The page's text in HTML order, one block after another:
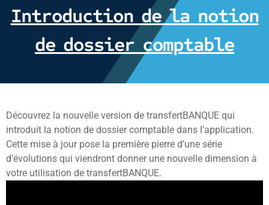
Introduction de la notion
de dossier comptable
Découvrez la nouvelle version de transfertBANQUE qui
introduit la notion de dossier comptable dans l’application.
Cette mise à jour pose la première pierre d’une série
d’évolutions qui viendront donner une nouvelle dimension à
votre utilisation de transfertBANQUE.